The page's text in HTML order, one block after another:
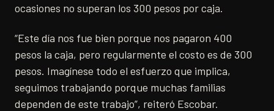
ocasiones no superan los 300 pesos por caja.
“Este día nos fue bien porque nos pagaron 400
pesos la caja, pero regularmente el costo es de 300
pesos. Imagínese todo el esfuerzo que implica,
seguimos trabajando porque muchas familias
dependen de este trabajo”, reiteró Escobar.